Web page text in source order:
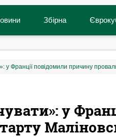
Збірна
Франції повідомили причину
у